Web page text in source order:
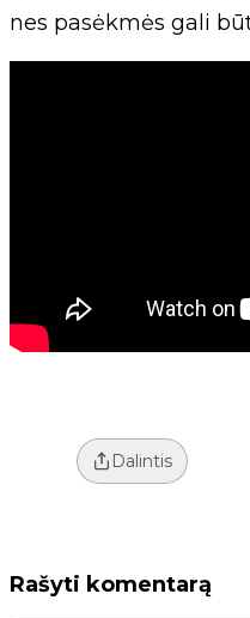
nes pasėkmės gali
Dalintis
Rašyti komentarą